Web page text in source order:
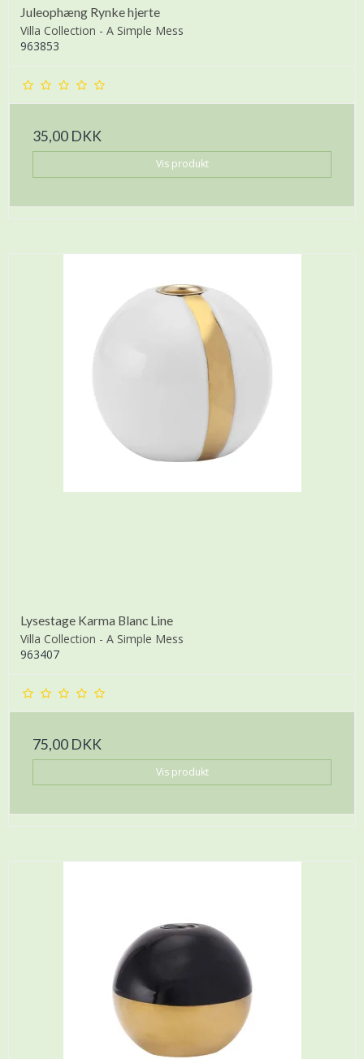
Juleophæng Rynke hjerte
Villa Collection - A Simple Mess
963853
35,00 DKK
Vis produkt
Lysestage Karma Blanc Line
Villa Collection - A Simple Mess
963407
75,00 DKK
Vis produkt